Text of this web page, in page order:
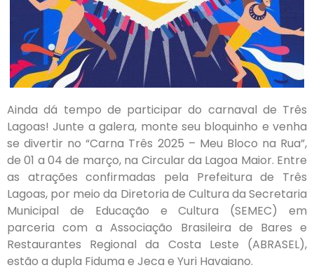
Ainda dá tempo de participar do carnaval de Três
Lagoas! Junte a galera, monte seu bloquinho e venha
se divertir no “Carna Três 2025 – Meu Bloco na Rua”,
de 01 a 04 de março, na Circular da Lagoa Maior. Entre
as atrações confirmadas pela Prefeitura de Três
Lagoas, por meio da Diretoria de Cultura da Secretaria
Municipal de Educação e Cultura (SEMEC) em
parceria com a Associação Brasileira de Bares e
Restaurantes Regional da Costa Leste (ABRASEL),
estão a dupla Fiduma e Jeca e Yuri Havaiano.